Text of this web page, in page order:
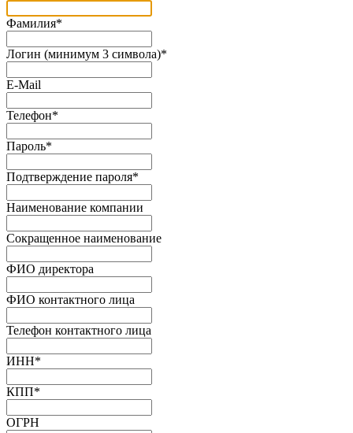
Фамилия*
Логин (минимум 3 символа)*
E-Mail
Телефон*
Пароль*
Подтверждение пароля*
Наименование компании
Сокращенное наименование
ФИО директора
ФИО контактного лица
Телефон контактного лица
ИНН*
КПП*
ОГРН